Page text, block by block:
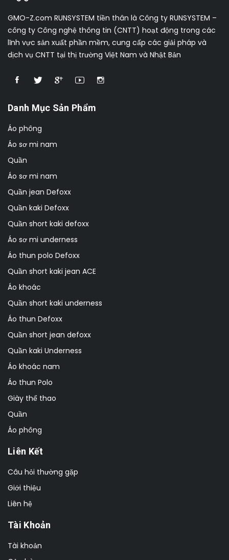
GMO-Z.com RUNSYSTEM tiền thân là Công ty RUNSYSTEM –
công ty Công nghệ thông tin (CNTT) hoạt động trong các
lĩnh vực sản xuất phần mềm, cung cấp các giải pháp và
dịch vụ CNTT tại thị trường Việt Nam và Nhật Bản
Danh Mục Sản Phẩm
Áo phông
Áo sơ mi nam
Quần
Áo sơ mi nam
Quần jean Defoxx
Quần kaki Defoxx
Quần short kaki defoxx
Áo sơ mi underness
Áo thun polo Defoxx
Quần short kaki jean ACE
Áo khoác
Quần short kaki underness
Áo thun Defoxx
Quần short jean defoxx
Quần kaki Underness
Áo khoác nam
Áo thun Polo
Giày thể thao
Quần
Áo phông
Liên Kết
Câu hỏi thường gặp
Giới thiệu
Liên hệ
Tài Khoản
Tài khoản